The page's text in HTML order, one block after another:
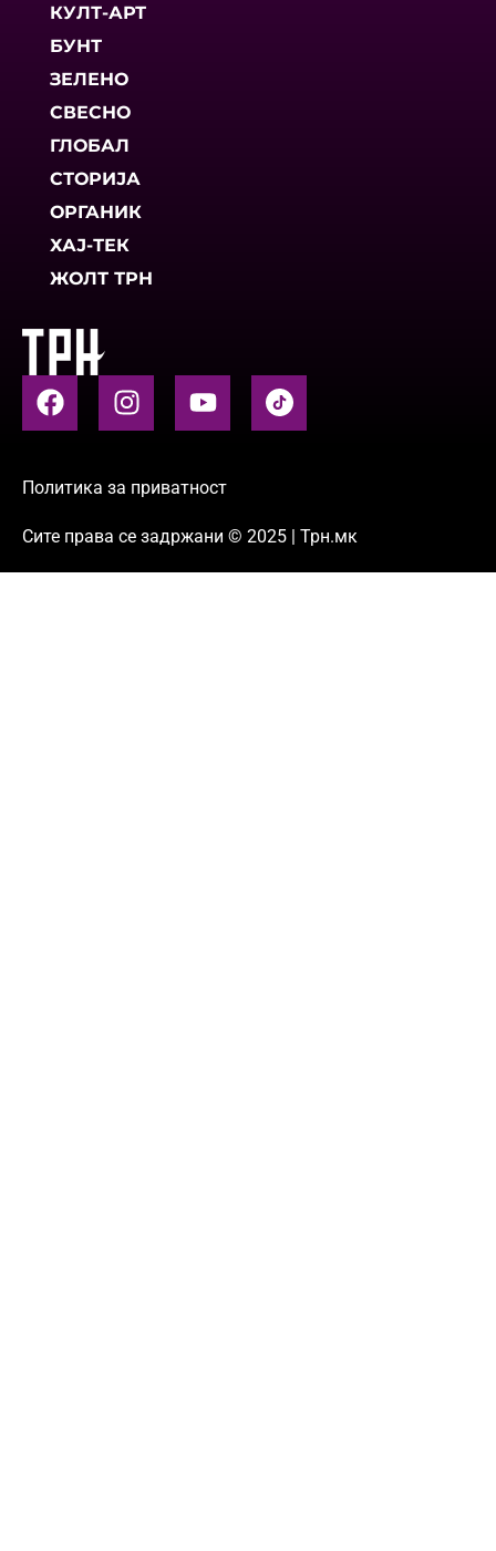
КУЛТ-АРТ
БУНТ
ЗЕЛЕНО
СВЕСНО
ГЛОБАЛ
СТОРИЈА
ОРГАНИК
ХАЈ-ТЕК
ЖОЛТ ТРН
Политика за приватност
Сите права се задржани © 2025 | Трн.мк